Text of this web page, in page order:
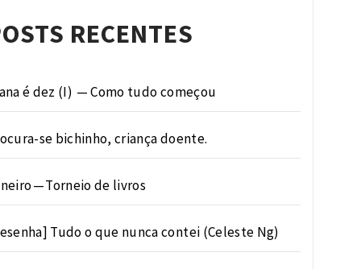
RECENTES
é dez (I) — Como tudo começou
se bichinho, criança doente.
— Torneio de livros
Tudo o que nunca contei (Celeste Ng)